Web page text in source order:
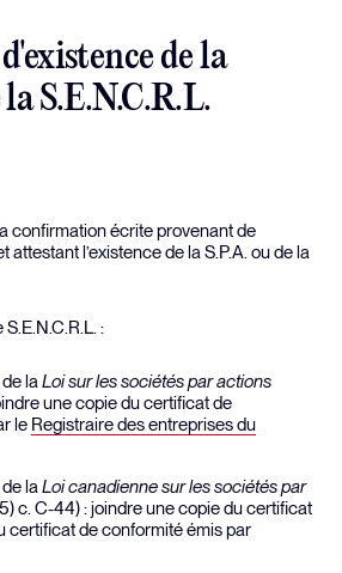
de la
S.E.N.C.R.L.
confirmation écrite provenant de
attestant l’existence de la S.P.A. ou de la
:
laLoi sur les sociétés par actions
une copie du certificat de
le Registraire des entreprises du
laLoi canadienne sur les sociétés par
c. C-44) : joindre une copie du certificat
certificat de conformité émis par